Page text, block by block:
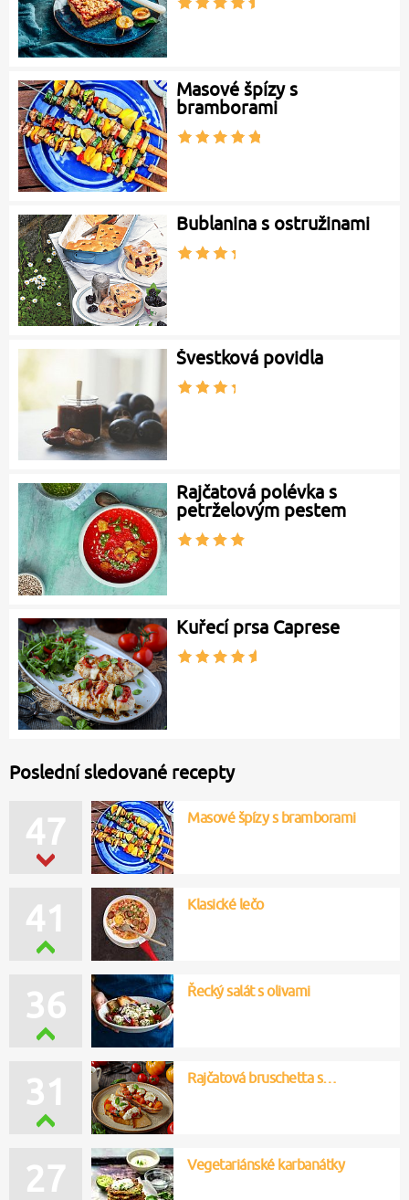
Masové špízy s
bramborami
Bublanina s ostružinami
Švestková povidla
Rajčatová polévka s
petrželovým pestem
Kuřecí prsa Caprese
Poslední sledované recepty
47 Masové špízy s bramborami
41 Klasické lečo
36 Řecký salát s olivami
31 Rajčatová bruschetta s…
27 Vegetariánské karbanátky